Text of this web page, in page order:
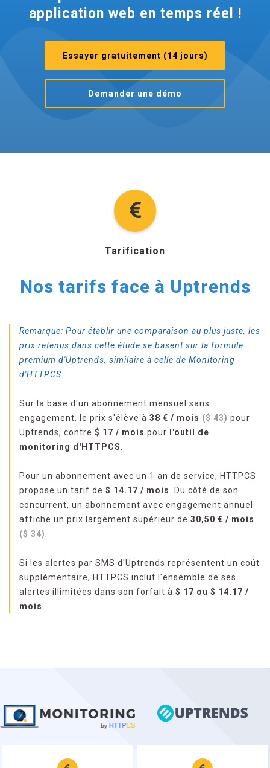
application web en temps réel !
Essayer gratuitement (14 jours)
Demander une démo
Tarification
Nos tarifs face à Uptrends
Remarque: Pour établir une comparaison au plus juste, les
prix retenus dans cette étude se basent sur la formule
premium d'Uptrends, similaire à celle de Monitoring
d'HTTPCS.
Sur la base d'un abonnement mensuel sans
engagement, le prix s'élève à 38 € / mois ($ 43) pour
Uptrends, contre $ 17 / mois pour
l'outil de
monitoring d'HTTPCS.
Pour un abonnement avec un 1 an de service, HTTPCS
propose un tarif de $ 14.17 / mois. Du côté de son
concurrent, un abonnement avec engagement annuel
affiche un prix largement supérieur de 30,50 € / mois
($ 34).
Si les alertes par SMS d'Uptrends représentent un coût
supplémentaire, HTTPCS inclut l'ensemble de ses
alertes illimitées dans son forfait à $ 17 ou $ 14.17 /
mois.